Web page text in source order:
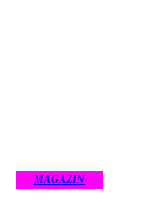
MAGAZIN